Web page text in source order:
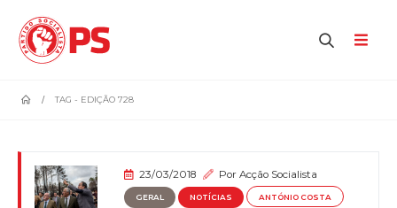
TAG - EDIÇÃO 728
23/03/2018 PorAcção Socialista
GERAL NOTÍCIAS ANTÓNIO COSTA